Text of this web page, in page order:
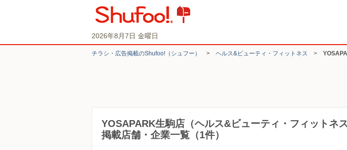
2026年8月7日 金曜日
チラシ・​広告掲載の​Shufoo!​（シュフー） > ヘルス&ビューティ・フィットネス >
YOSAPARK生駒店（ヘルス&ビューティ・フィットネ
掲載店舗・企業一覧（1件）